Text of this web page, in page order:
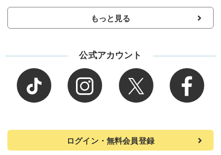
もっと見る
公式アカウント
ログイン・無料会員登録